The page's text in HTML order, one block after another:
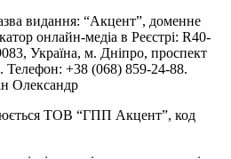
видання: “Акцент”, доменне
онлайн-медіа в Реєстрі: R40-
Україна, м. Дніпро, проспект
+38 (068) 859-24-88.
Олександр
ТОВ “ГПП Акцент”, код